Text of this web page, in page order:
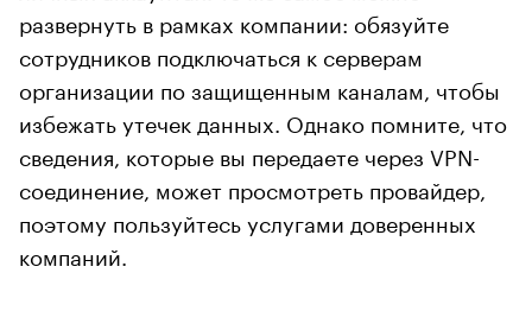
развернуть в рамках компании: обязуйте
сотрудников подключаться к серверам
организации по защищенным каналам, чтобы
избежать утечек данных. Однако помните, что
сведения, которые вы передаете через VPN-
соединение, может просмотреть провайдер,
поэтому пользуйтесь услугами доверенных
компаний.